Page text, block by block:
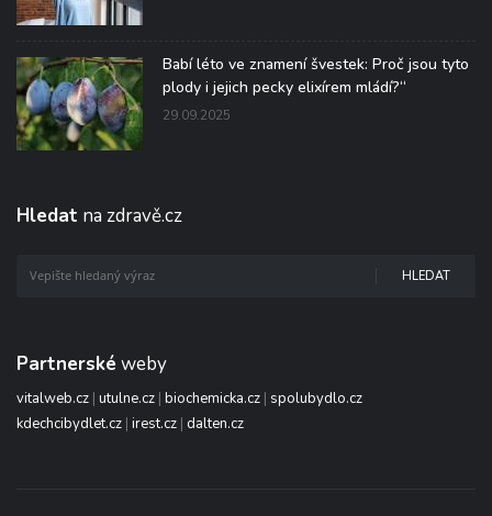
Babí léto ve znamení švestek: Proč jsou tyto
plody i jejich pecky elixírem mládí?“
29.09.2025
Hledat na zdravě.cz
HLEDAT
Partnerské weby
vitalweb.cz | utulne.cz | biochemicka.cz | spolubydlo.cz
kdechcibydlet.cz | irest.cz | dalten.cz